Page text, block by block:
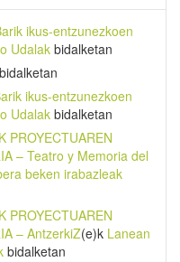
ikus-entzunezkoen
Udalak bidalketan
bidalketan
ikus-entzunezkoen
Udalak bidalketan
PROYECTUAREN
– Teatro y Memoria del
beken irabazleak
PROYECTUAREN
– AntzerkiZ(e)k Lanean
bidalketan